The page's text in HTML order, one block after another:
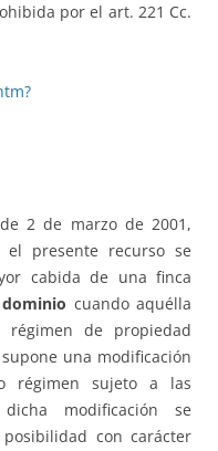
por el art. 221 Cc.
2 de marzo de 2001,
presente recurso se
cabida de una finca
cuando aquélla
de propiedad
una modificación
régimen sujeto a las
modificación se
con carácter